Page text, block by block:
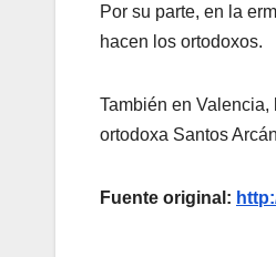
Por su parte, en la
hacen los ortodoxos.
También en
ortodoxa Santos
Fuente original: